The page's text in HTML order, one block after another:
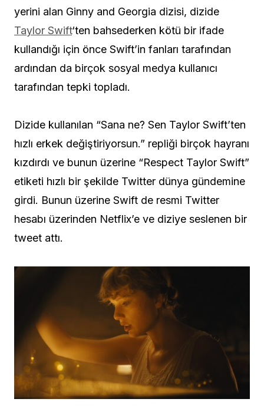
yerini alan Ginny and Georgia dizisi, dizide
Taylor Swift‘ten bahsederken kötü bir ifade
kullandığı için önce Swift’in fanları tarafından
ardından da birçok sosyal medya kullanıcı
tarafından tepki topladı.
Dizide kullanılan “Sana ne? Sen Taylor Swift’ten
hızlı erkek değiştiriyorsun.” repliği birçok hayranı
kızdırdı ve bunun üzerine “Respect Taylor Swift”
etiketi hızlı bir şekilde Twitter dünya gündemine
girdi. Bunun üzerine Swift de resmi Twitter
hesabı üzerinden Netflix’e ve diziye seslenen bir
tweet attı.